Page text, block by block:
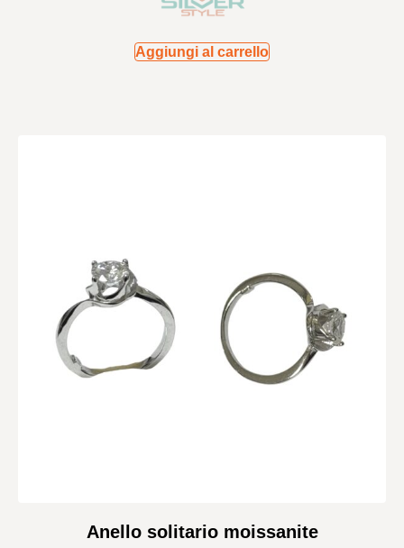
Aggiungi al carrello
Anello solitario moissanite